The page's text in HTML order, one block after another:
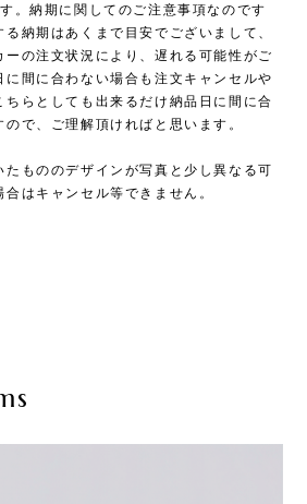
。納期に関してのご注意事項なのです
納期はあくまで目安でございまして、
の注文状況により、遅れる可能性がご
に間に合わない場合も注文キャンセルや
ちらとしても出来るだけ納品日に間に合
で、ご理解頂ければと思います。
もののデザインが写真と少し異なる可
はキャンセル等できません。